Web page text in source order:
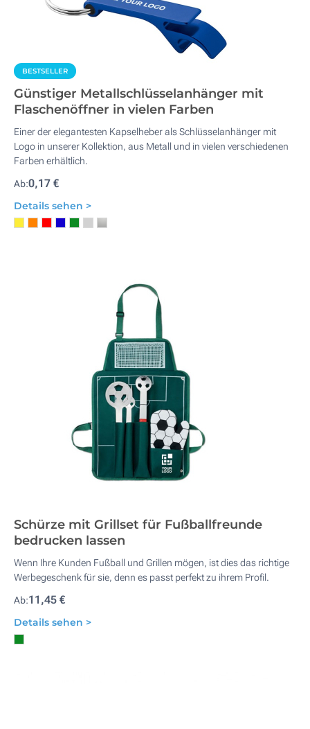
BESTSELLER
Günstiger Metallschlüsselanhänger mit
Flaschenöffner in vielen Farben
Einer der elegantesten Kapselheber als Schlüsselanhänger mit
Logo in unserer Kollektion, aus Metall und in vielen verschiedenen
Farben erhältlich.
Ab:0,17 €
Details sehen >
Schürze mit Grillset für Fußballfreunde
bedrucken lassen
Wenn Ihre Kunden Fußball und Grillen mögen, ist dies das richtige
Werbegeschenk für sie, denn es passt perfekt zu ihrem Profil.
Ab:11,45 €
Details sehen >